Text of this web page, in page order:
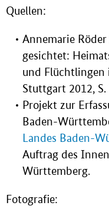
Quellen:
Annemarie
gesichtet:
und
Stuttgart 2012, S.
Projekt zur
Baden-
Landes Baden-
Auftrag des
Württemberg.
Fotografie: